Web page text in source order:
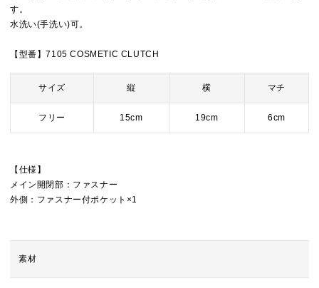
す。
水洗い(手洗い)可。
【型番】7105 COSMETIC CLUTCH
サイズ 縦 横 マチ
フリー 15cm 19cm 6cm
【仕様】
メイン開閉部：ファスナー
外側：ファスナー付ポケット×1
素材